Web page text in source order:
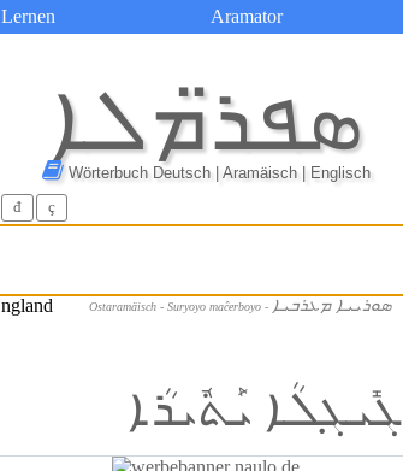
Lernen Aramator
ܣܦܪ̈ܡܠܐ
Wörterbuch Deutsch | Aramäisch | Englisch
đ ç
Ostaramäisch - Suryoyo maĉerboyo - ܣܘܪܝܝܐ ܡܥܪܒܝܐ
ܓܺܝܓ݂ܠܳܐ ܝܰܬܽܝܪܳܐ